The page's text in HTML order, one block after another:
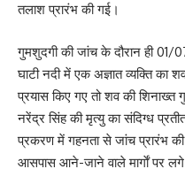
तलाश प्रारंभ की गई।
गुमशुदगी की जांच के दौरान ही 01/
घाटी नदी में एक अज्ञात व्यक्ति का
प्रयास किए गए तो शव की
नरेंद्र सिंह की मृत्यु का संदिग्ध प्रतीत
प्रकरण में गहनता से जांच प्रारंभ
आसपास आने-जाने वाले मार्गाें पर